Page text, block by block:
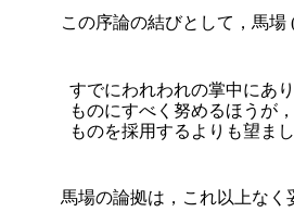
この序論の結びとして，馬場
すでにわれわれの掌中にあ
ものにすべく努めるほうが
ものを採用するよりも望ま
馬場の論拠は，これ以上なく